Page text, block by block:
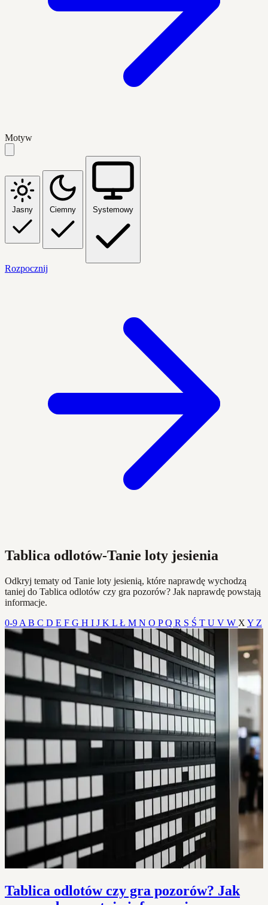
Motyw
Jasny Ciemny Systemowy
Rozpocznij
Tablica odlotów-Tanie loty jesienia
Odkryj tematy od Tanie loty jesienią, które naprawdę wychodzą
taniej do Tablica odlotów czy gra pozorów? Jak naprawdę powstają
informacje.
0-9 A B C D E F G H I J K L Ł M N O PQ R S Ś T U V W X Y Z
Tablica odlotów czy gra pozorów? Jak